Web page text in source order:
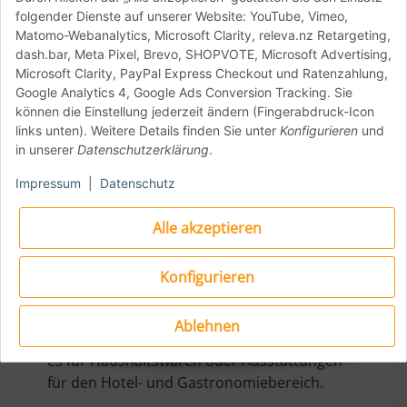
Alle akzeptieren
Konfigurieren
Ablehnen
folgender Dienste auf unserer Website: YouTube, Vimeo,
Matomo-Webanalytics, Microsoft Clarity, releva.nz Retargeting,
dash.bar, Meta Pixel, Brevo, SHOPVOTE, Microsoft Advertising,
Microsoft Clarity, PayPal Express Checkout und Ratenzahlung,
Google Analytics 4, Google Ads Conversion Tracking. Sie
können die Einstellung jederzeit ändern (Fingerabdruck-Icon
links unten). Weitere Details finden Sie unter Konfigurieren und
in unserer Datenschutzerklärung.
Impressum Datenschutz
Über Cerutti
Cerutti Inoxwurde 1960 von Serafino Cerutti
gegründet und wird heute von der
nachfolgenden Generation der Familie
geführt. Seit seiner Gründung ist das
Unternehmen kontinuierlich gewachsen,
sowohl in der Größe als auch in der
Produktpalette. Cerutti Inox hat sich auf die
Bearbeitung von Blech spezialisiert und nutzt
modernste Technologien und Ausrüstungen,
die es ermöglichen, einen vollständigen
industriellen Zyklus zu durchlaufen – vom
Stahlblech bis hin zum fertigen Produkt, sei
es für Haushaltswaren oder Ausstattungen
für den Hotel- und Gastronomiebereich.